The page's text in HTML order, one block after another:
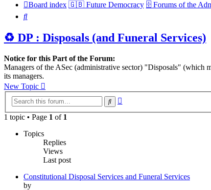
Board index 🇬🇧 Future Democracy 🗄️ Forums of the
Search
♻️ DP : Disposals (and Funeral Services)
Notice for this Part of the Forum:
Managers of the ASec (administrative sector) "Disposals" (which
its managers.
New Topic
Search
1 topic • Page 1 of 1
Topics
Replies
Views
Last post
Constitutional Disposal Services and Funeral Services
by